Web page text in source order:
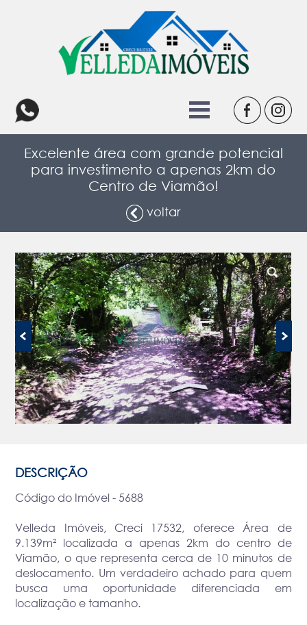
Excelente área com grande potencial
para investimento a apenas 2km do
Centro de Viamão!
voltar
DESCRIÇÃO
Código do Imóvel - 5688
Velleda Imóveis, Creci 17532, oferece Área de
9.139m² localizada a apenas 2km do centro de
Viamão, o que representa cerca de 10 minutos de
deslocamento. Um verdadeiro achado para quem
busca uma oportunidade diferenciada em
localização e tamanho.